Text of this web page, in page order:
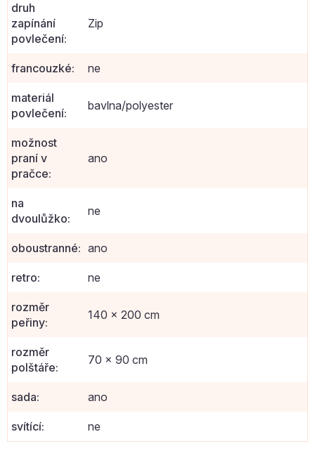
druh
zapínání
povlečení:
Zip
francouzké: ne
materiál
povlečení:
bavlna/polyester
možnost
praní v
pračce:
ano
na
dvoulůžko:
ne
oboustranné: ano
retro: ne
rozměr
peřiny:
140 x 200 cm
rozměr
polštáře:
70 x 90 cm
sada: ano
svítící: ne